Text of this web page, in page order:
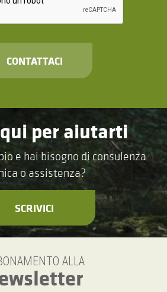
CONTATTACI
per aiutarti
e hai bisogno di consulenza
o assistenza?
SCRIVICI
ALLA